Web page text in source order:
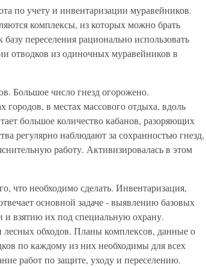
по учету и инвентаризации муравейников.
комплексы, из которых можно брать
переселения рационально использовать
отводков из одиночных муравейников в
Большое число гнезд огорожено.
в местах массового отдыха, вдоль
большое количество кабанов, разоряющих
регулярно наблюдают за сохранностью гнезд,
работу. Активизировалась в этом
что необходимо сделать. Инвентаризация,
основной задаче - выявлению базовых
и взятию их под специальную охрану.
обходов. Планы комплексов, данные о
по каждому из них необходимы для всех
работ по защите, уходу и переселению.